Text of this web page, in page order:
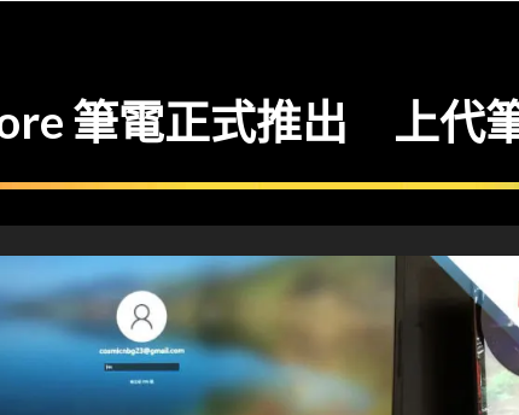
筆電正式推出 上代